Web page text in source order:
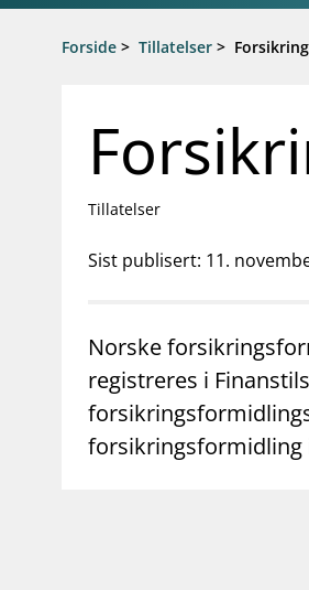
Gå til hovedinnhold
Gå til søkesiden
Forside > Tillatelser >
Tillatelser
Sist publisert: 11.
Norske
registreres i
forsikringsformidling